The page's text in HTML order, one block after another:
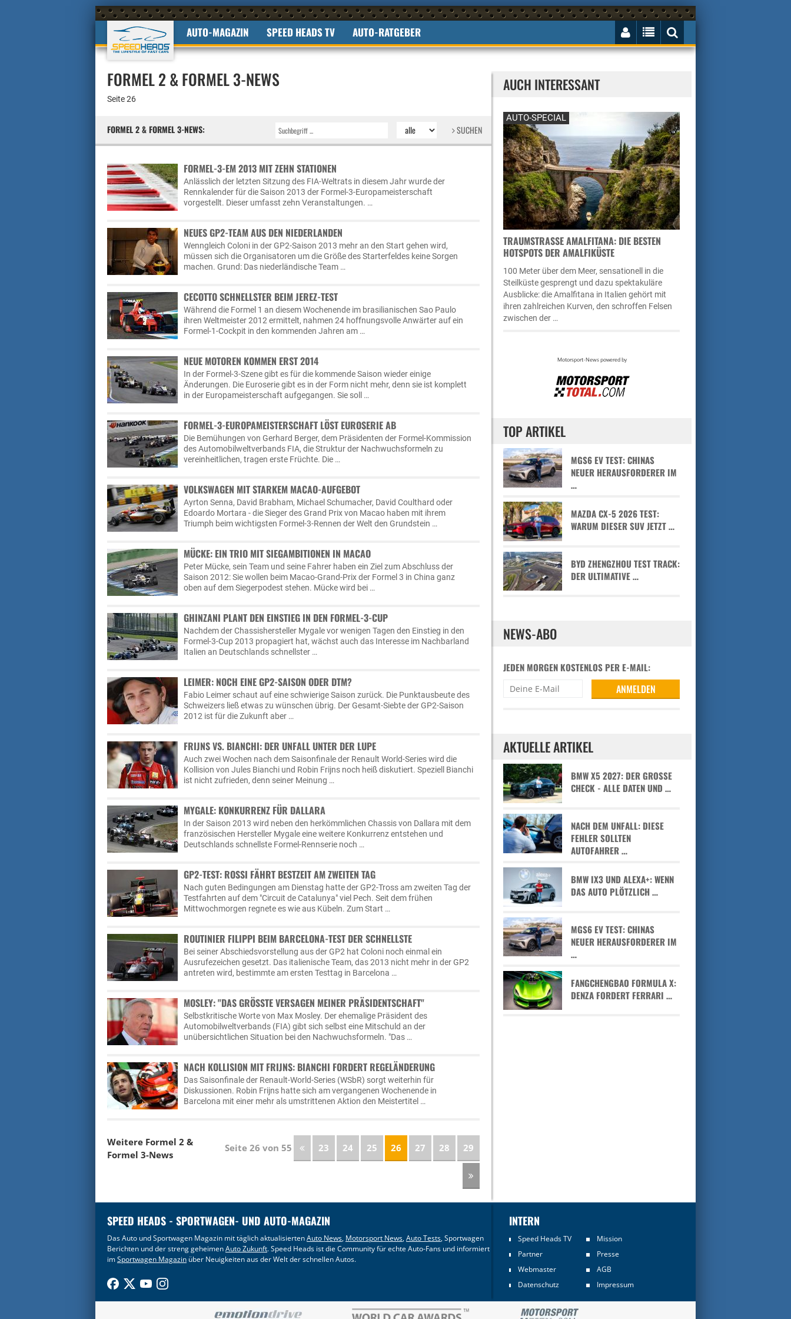
AUTO-MAGAZIN SPEED HEADS TV AUTO-RATGEBER
FORMEL 2 & FORMEL 3-NEWS
Seite 26
FORMEL 2 & FORMEL 3-NEWS: SUCHEN
FORMEL-3-EM 2013 MIT ZEHN STATIONEN
Anlässlich der letzten Sitzung des FIA-Weltrats in diesem Jahr wurde der
Rennkalender für die Saison 2013 der Formel-3-Europameisterschaft
vorgestellt. Dieser umfasst zehn Veranstaltungen. …
NEUES GP2-TEAM AUS DEN NIEDERLANDEN
Wenngleich Coloni in der GP2-Saison 2013 mehr an den Start gehen wird,
müssen sich die Organisatoren um die Größe des Starterfeldes keine Sorgen
machen. Grund: Das niederländische Team …
CECOTTO SCHNELLSTER BEIM JEREZ-TEST
Während die Formel 1 an diesem Wochenende im brasilianischen Sao Paulo
ihren Weltmeister 2012 ermittelt, nahmen 24 hoffnungsvolle Anwärter auf ein
Formel-1-Cockpit in den kommenden Jahren am …
NEUE MOTOREN KOMMEN ERST 2014
In der Formel-3-Szene gibt es für die kommende Saison wieder einige
Änderungen. Die Euroserie gibt es in der Form nicht mehr, denn sie ist komplett
in der Europameisterschaft aufgegangen. Sie soll …
FORMEL-3-EUROPAMEISTERSCHAFT LÖST EUROSERIE AB
Die Bemühungen von Gerhard Berger, dem Präsidenten der Formel-Kommission
des Automobilweltverbands FIA, die Struktur der Nachwuchsformeln zu
vereinheitlichen, tragen erste Früchte. Die …
VOLKSWAGEN MIT STARKEM MACAO-AUFGEBOT
Ayrton Senna, David Brabham, Michael Schumacher, David Coulthard oder
Edoardo Mortara - die Sieger des Grand Prix von Macao haben mit ihrem
Triumph beim wichtigsten Formel-3-Rennen der Welt den Grundstein …
MÜCKE: EIN TRIO MIT SIEGAMBITIONEN IN MACAO
Peter Mücke, sein Team und seine Fahrer haben ein Ziel zum Abschluss der
Saison 2012: Sie wollen beim Macao-Grand-Prix der Formel 3 in China ganz
oben auf dem Siegerpodest stehen. Mücke wird bei …
GHINZANI PLANT DEN EINSTIEG IN DEN FORMEL-3-CUP
Nachdem der Chassishersteller Mygale vor wenigen Tagen den Einstieg in den
Formel-3-Cup 2013 propagiert hat, wächst auch das Interesse im Nachbarland
Italien an Deutschlands schnellster …
LEIMER: NOCH EINE GP2-SAISON ODER DTM?
Fabio Leimer schaut auf eine schwierige Saison zurück. Die Punktausbeute des
Schweizers ließ etwas zu wünschen übrig. Der Gesamt-Siebte der GP2-Saison
2012 ist für die Zukunft aber …
FRIJNS VS. BIANCHI: DER UNFALL UNTER DER LUPE
Auch zwei Wochen nach dem Saisonfinale der Renault World-Series wird die
Kollision von Jules Bianchi und Robin Frijns noch heiß diskutiert. Speziell Bianchi
ist nicht zufrieden, denn seiner Meinung …
MYGALE: KONKURRENZ FÜR DALLARA
In der Saison 2013 wird neben den herkömmlichen Chassis von Dallara mit dem
französischen Hersteller Mygale eine weitere Konkurrenz entstehen und
Deutschlands schnellste Formel-Rennserie noch …
GP2-TEST: ROSSI FÄHRT BESTZEIT AM ZWEITEN TAG
Nach guten Bedingungen am Dienstag hatte der GP2-Tross am zweiten Tag der
Testfahrten auf dem "Circuit de Catalunya" viel Pech. Seit dem frühen
Mittwochmorgen regnete es wie aus Kübeln. Zum Start …
ROUTINIER FILIPPI BEIM BARCELONA-TEST DER SCHNELLSTE
Bei seiner Abschiedsvorstellung aus der GP2 hat Coloni noch einmal ein
Ausrufezeichen gesetzt. Das italienische Team, das 2013 nicht mehr in der GP2
antreten wird, bestimmte am ersten Testtag in Barcelona …
MOSLEY: "DAS GRÖSSTE VERSAGEN MEINER PRÄSIDENTSCHAFT"
Selbstkritische Worte von Max Mosley. Der ehemalige Präsident des
Automobilweltverbands (FIA) gibt sich selbst eine Mitschuld an der
unübersichtlichen Situation bei den Nachwuchsformeln. "Das …
NACH KOLLISION MIT FRIJNS: BIANCHI FORDERT REGELÄNDERUNG
Das Saisonfinale der Renault-World-Series (WSbR) sorgt weiterhin für
Diskussionen. Robin Frijns hatte sich am vergangenen Wochenende in
Barcelona mit einer mehr als umstrittenen Aktion den Meistertitel …
Weitere Formel 2 &
Formel 3-News
Seite 26 von 55 23 24 25 26 27 28 29
AUCH INTERESSANT
AUTO-SPECIAL
TRAUMSTRASSE AMALFITANA: DIE BESTEN H
OTSPOTS DER AMALFIKÜSTE
100 Meter über dem Meer, sensationell in die
Steilküste gesprengt und dazu spektakuläre
Ausblicke: die Amalfitana in Italien gehört mit
ihren zahlreichen Kurven, den schroffen Felsen
zwischen der …
TOP ARTIKEL
MGS6 EV TEST: CHINAS
NEUER HERAUSFORDERER IM
…
MAZDA CX-5 2026 TEST:
WARUM DIESER SUV JETZT …
BYD ZHENGZHOU TEST TRACK:
DER ULTIMATIVE …
NEWS-ABO
JEDEN MORGEN KOSTENLOS PER E-MAIL:
AKTUELLE ARTIKEL
BMW X5 2027: DER GROSSE C
HECK - ALLE DATEN UND …
NACH DEM UNFALL: DIESE
FEHLER SOLLTEN
AUTOFAHRER …
BMW IX3 UND ALEXA+: WENN
DAS AUTO PLÖTZLICH …
MGS6 EV TEST: CHINAS
NEUER HERAUSFORDERER IM
…
FANGCHENGBAO FORMULA X:
DENZA FORDERT FERRARI …
SPEED HEADS - SPORTWAGEN- UND AUTO-MAGAZIN
Das Auto und Sportwagen Magazin mit täglich aktualisiertenAuto News, Motorsport News,Auto Tests, Sportwagen
Berichten und der streng geheimenAuto Zukunft. Speed Heads ist die Community für echte Auto-Fans und informiert
imSportwagen Magazin über Neuigkeiten aus der Welt der schnellen Autos.
INTERN
Speed Heads TV
Mission
Partner
Presse
Webmaster
AGB
Datenschutz
Impressum